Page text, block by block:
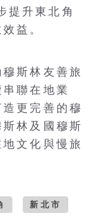
提升東北角
益。
斯林友善旅
聯在地業
更完善的穆
林及國穆斯
文化與慢旅
新北市